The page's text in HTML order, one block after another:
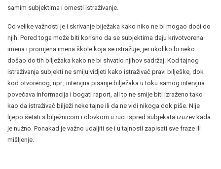
samim subjektima i omesti istraživanje.
Od velike važnosti je i skrivanje biježaka kako niko ne bi mogao doći do
njih. Pored toga može biti korisno da se subjektima daju krivotvorena
imena i promjena imena škole koja se istražuje, jer ukoliko bi neko
došao do tih bilježaka kako ne bi shvatio njihov sadržaj. Kod tajnog
istraživanja subjekti ne smiju vidjeti kako istraživač pravi bilješke, dok
kod otvorenog, npr., intervjua pisanje bilježaka u toku samog intervjua
povećava informacija i bogati raport, ali to ne smije biti izraženo tako
kao da istraživač bilježi neke tajne ili da ne vidi nikoga dok piše. Nije
lijepo šetati s bilježnicom i olovkom u ruci ispred subjekata izuzev kada
je nužno. Ponakad je važno udaljiti se i u tajnosti zapisati sve fraze ili
mišljenje.